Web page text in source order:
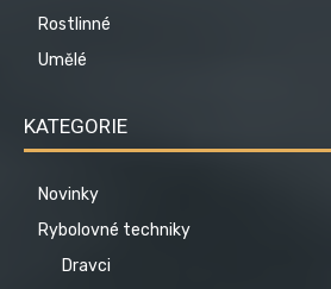
Rostlinné
Umělé
KATEGORIE
Novinky
Rybolovné techniky
Dravci